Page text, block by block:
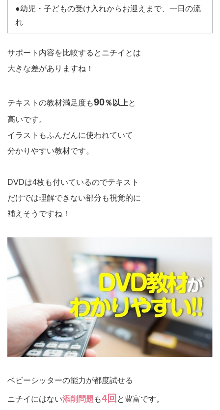
●幼児・子どもの受け入れからお迎えまで、一日の流
れ
サポート内容を比較するとニチイとは
大きな差がありますね！
テキストの教材満足度も90％以上と
高いです。
イラストもふんだんに使われていて
分かりやすい教材です。
DVDは4枚も付いているのでテキスト
だけでは理解できない部分も視覚的に
補えそうですね！
ベビーシッターの能力が都度試せる
ニチイにはない添削問題 も4回 と豊富です。